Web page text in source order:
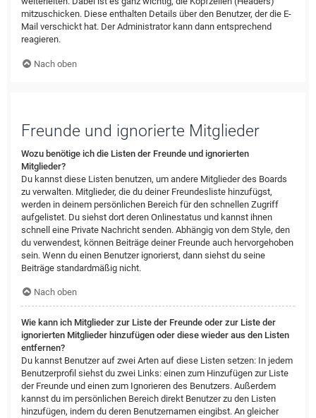
mitzuschicken. Diese enthalten Details über den Benutzer, der die E-
Mail verschickt hat. Der Administrator kann dann entsprechend
reagieren.
Nach oben
Freunde und ignorierte Mitglieder
Wozu benötige ich die Listen der Freunde und ignorierten
Mitglieder?
Du kannst diese Listen benutzen, um andere Mitglieder des Boards
zu verwalten. Mitglieder, die du deiner Freundesliste hinzufügst,
werden in deinem persönlichen Bereich für den schnellen Zugriff
aufgelistet. Du siehst dort deren Onlinestatus und kannst ihnen
schnell eine Private Nachricht senden. Abhängig von dem Style, den
du verwendest, können Beiträge deiner Freunde auch hervorgehoben
sein. Wenn du einen Benutzer ignorierst, dann siehst du seine
Beiträge standardmäßig nicht.
Nach oben
Wie kann ich Mitglieder zur Liste der Freunde oder zur Liste der
ignorierten Mitglieder hinzufügen oder diese wieder aus den Listen
entfernen?
Du kannst Benutzer auf zwei Arten auf diese Listen setzen: In jedem
Benutzerprofil siehst du zwei Links: einen zum Hinzufügen zur Liste
der Freunde und einen zum Ignorieren des Benutzers. Außerdem
kannst du im persönlichen Bereich direkt Benutzer zu den Listen
hinzufügen, indem du deren Benutzernamen eingibst. An gleicher